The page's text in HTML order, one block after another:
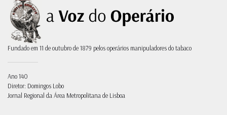
Fundado em 11 de outubro de 1879 pelos operários manipuladores do tabaco
Ano 140
Diretor: Domingos Lobo
Jornal Regional da Área Metropolitana de Lisboa